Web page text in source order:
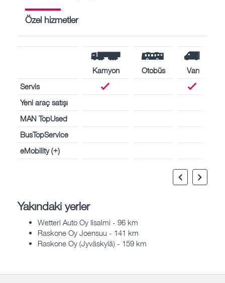
Özel hizmetler
Kamyon Otobüs
Van
Servis
Yeni araç satışı
MAN TopUsed
BusTopService
eMobility (+)
Yakındaki yerler
Wetteri Auto Oy Iisalmi - 96 km
Raskone Oy Joensuu - 141 km
Raskone Oy (Jyväskylä) - 159 km